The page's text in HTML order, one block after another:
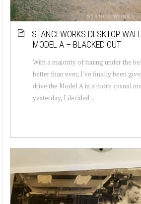
STANCEWORKS DESKTOP
MODEL A – BLACKED OUT
With a majority of tuning under the
better than ever, I've finally been
drive the Model A in a more casual
yesterday, I decided ...